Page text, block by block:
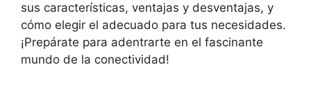
sus características, ventajas y desventajas, y
cómo elegir el adecuado para tus necesidades.
¡Prepárate para adentrarte en el fascinante
mundo de la conectividad!